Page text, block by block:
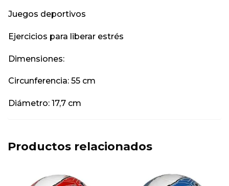
Juegos deportivos
Ejercicios para liberar estrés
Dimensiones:
Circunferencia: 55 cm
Diámetro: 17,7 cm
Productos relacionados